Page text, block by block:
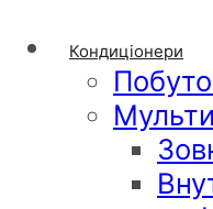
Кондиціонери